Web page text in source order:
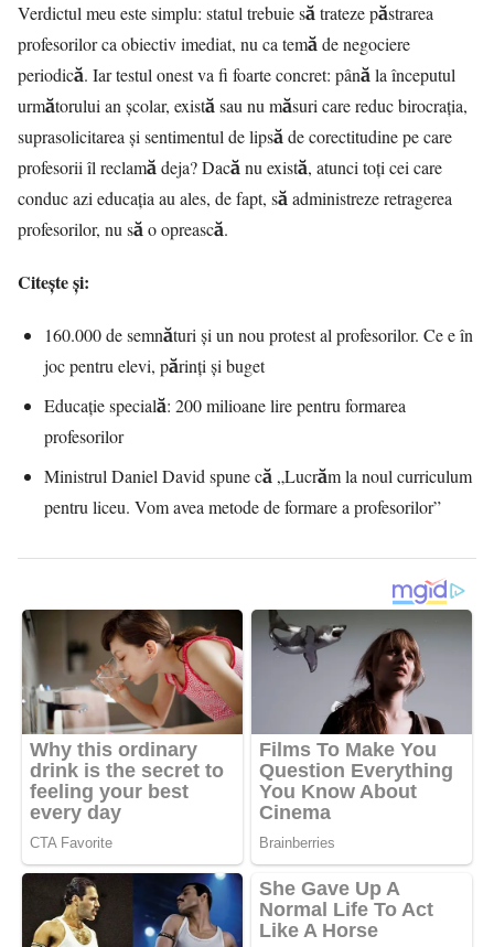
Verdictul meu este simplu: statul trebuie să trateze păstrarea
profesorilor ca obiectiv imediat, nu ca temă de negociere
periodică. Iar testul onest va fi foarte concret: până la începutul
următorului an școlar, există sau nu măsuri care reduc birocrația,
suprasolicitarea și sentimentul de lipsă de corectitudine pe care
profesorii îl reclamă deja? Dacă nu există, atunci toți cei care
conduc azi educația au ales, de fapt, să administreze retragerea
profesorilor, nu să o oprească.
Citește și:
160.000 de semnături și un nou protest al profesorilor. Ce e în
joc pentru elevi, părinți și buget
Educație specială: 200 milioane lire pentru formarea
profesorilor
Ministrul Daniel David spune că „Lucrăm la noul curriculum
pentru liceu. Vom avea metode de formare a profesorilor”